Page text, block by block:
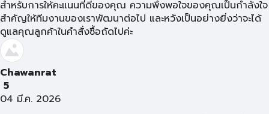
สำหรับการให้คะแนนที่ดีของคุณ ความพึงพอใจของคุณเป็นกำลังใจ
สำคัญให้ทีมงานของเราพัฒนาต่อไป และหวังเป็นอย่างยิ่งว่าจะได้
ดูแลคุณลูกค้าในคำสั่งซื้อถัดไปค่ะ
Chawanrat
5
04 มี.ค. 2026